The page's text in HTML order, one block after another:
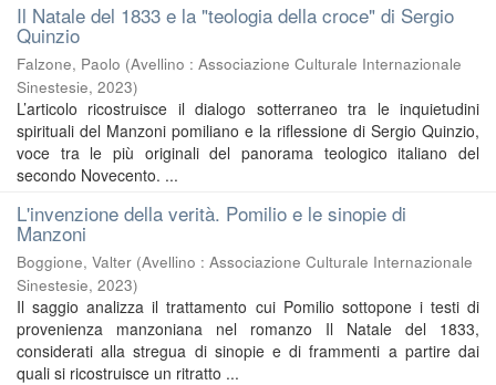
Il Natale del 1833 e la "teologia della croce" di Sergio
Quinzio
Falzone, Paolo (Avellino : Associazione Culturale Internazionale
Sinestesie, 2023)
L’articolo ricostruisce il dialogo sotterraneo tra le inquietudini
spirituali del Manzoni pomiliano e la riflessione di Sergio Quinzio,
voce tra le più originali del panorama teologico italiano del
secondo Novecento. ...
L'invenzione della verità. Pomilio e le sinopie di
Manzoni
Boggione, Valter (Avellino : Associazione Culturale Internazionale
Sinestesie, 2023)
Il saggio analizza il trattamento cui Pomilio sottopone i testi di
provenienza manzoniana nel romanzo Il Natale del 1833,
considerati alla stregua di sinopie e di frammenti a partire dai
quali si ricostruisce un ritratto ...